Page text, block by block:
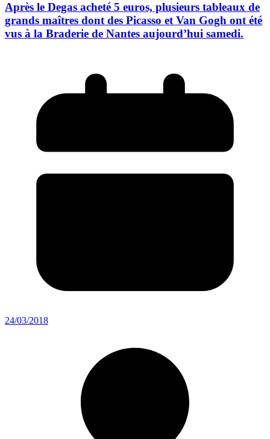
Après le Degas acheté 5 euros, plusieurs tableaux de
grands maîtres dont des Picasso et Van Gogh ont été
vus à la Braderie de Nantes aujourd’hui samedi.
24/03/2018